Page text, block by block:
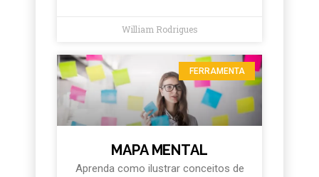
William Rodrigues
FERRAMENTA
MAPA MENTAL
Aprenda como ilustrar conceitos de